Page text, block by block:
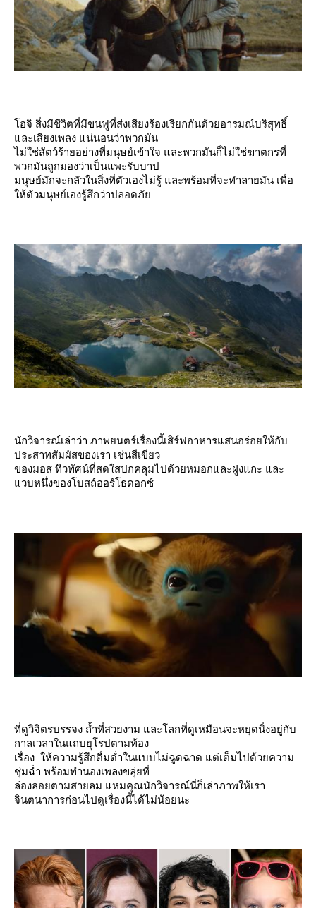
อจิ สิ่งมีชีวิตที่มีขนฟูที่ส่งเสียงร้องเรียกกันด้วยอารมณ์บริสุทธิ์
ละเสียงเพลง แน่นอนว่าพวกมัน
ไม่ใช่สัตว์ร้ายอย่างที่มนุษย์เข้าใจ และพวกมันก็ไม่ใช่ฆาตกรที่
พวกมันถูกมองว่าเป็นแพะรับบาป
มนุษย์มักจะกลัวในสิ่งที่ตัวเองไม่รู้ และพร้อมที่จะทำลายมัน เพื่อ
ห้ตัวมนุษย์เองรู้สึกว่าปลอดภั
นักวิจารณ์เล่าว่า ภาพยนตร์เรื่องนี้เสิร์ฟอาหารแสนอร่อยให้กับ
ประสาทสัมผัสของเรา เช่นสีเขียว
ของมอส ทิวทัศน์ที่สดใสปกคลุมไปด้วยหมอกและฝูงแกะ และ
วบหนึ่งของโบสถ์ออร์โธดอกซ์
ที่ดูวิจิตรบรรจง ถ้ำที่สวยงาม และโลกที่ดูเหมือนจะหยุดนิ่งอยู่กับ
กาลเวลาในแถบยุโรปตามท้อง
เรื่อง ให้ความรู้สึกดื่มด่ำในแบบไม่ฉูดฉาด แต่เต็มไปด้วยความ
ชุ่มฉ่ำ พร้อมทำนองเพลงขลุ่ยที่
ล่องลอยตามสายลม แหมคุณนักวิจารณ์นี่ก็เล่าภาพให้เรา
จินตนาการก่อนไปดูเรื่องนี้ได้ไม่น้อยนะ